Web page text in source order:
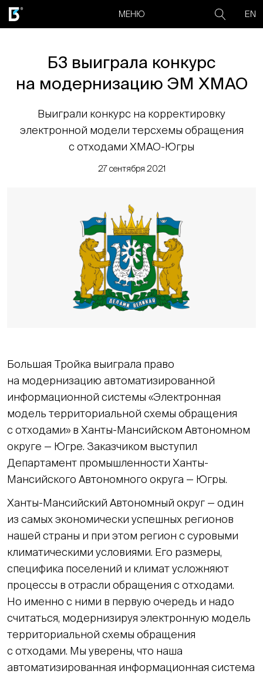
МЕНЮ EN
Б3 выиграла конкурс
на модернизацию ЭМ ХМАО
Выиграли конкурс на корректировку
электронной модели терсхемы обращения
с отходами ХМАО-Югры
27 сентября 2021
Большая Тройка выиграла право
на модернизацию автоматизированной
информационной системы «Электронная
модель территориальной схемы обращения
с отходами» в Ханты-Мансийском Автономном
округе — Югре. Заказчиком выступил
Департамент промышленности Ханты-
Мансийского Автономного округа — Югры.
Ханты-Мансийский Автономный округ — один
из самых экономически успешных регионов
нашей страны и при этом регион с суровыми
климатическими условиями. Его размеры,
специфика поселений и климат усложняют
процессы в отрасли обращения с отходами.
Но именно с ними в первую очередь и надо
считаться, модернизируя электронную модель
территориальной схемы обращения
с отходами. Мы уверены, что наша
автоматизированная информационная система